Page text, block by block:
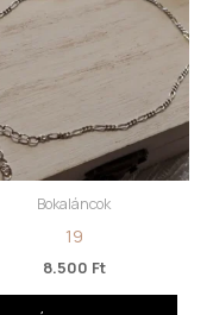
Bokaláncok
19
8.500 Ft